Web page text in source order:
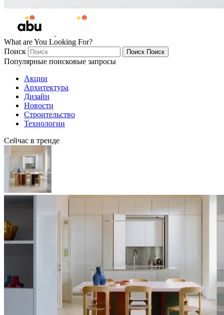
What are You Looking For?
Поиск
Поиск Поиск
Популярные поисковые запросы
Акции
Архитектура
Дизайн
Новости
Строительство
Технологии
Сейчас в тренде